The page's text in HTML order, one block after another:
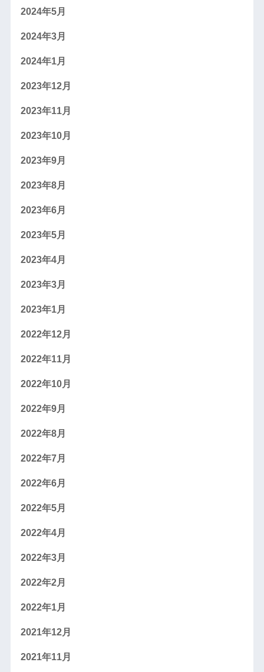
2024年5月
2024年3月
2024年1月
2023年12月
2023年11月
2023年10月
2023年9月
2023年8月
2023年6月
2023年5月
2023年4月
2023年3月
2023年1月
2022年12月
2022年11月
2022年10月
2022年9月
2022年8月
2022年7月
2022年6月
2022年5月
2022年4月
2022年3月
2022年2月
2022年1月
2021年12月
2021年11月